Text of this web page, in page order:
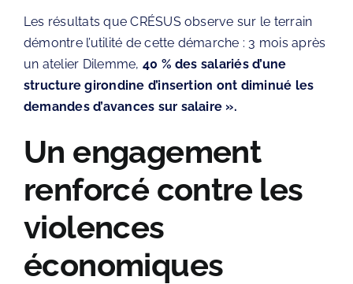
Les résultats que CRÉSUS observe sur le terrain
démontre l’utilité de cette démarche : 3 mois après
un atelier Dilemme, 40 % des salariés d’une
structure girondine d’insertion ont diminué les
demandes d’avances sur salaire ».
Un engagement
renforcé contre les
violences
économiques